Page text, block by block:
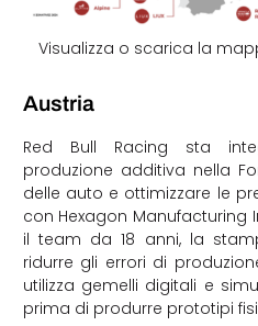
Visualizza o scarica la
Austria
Red Bull Racing sta
produzione additiva nella
delle auto e ottimizzare le
con Hexagon Manufacturing
il team da 18 anni, la
ridurre gli errori di
utilizza gemelli digitali e
prima di produrre prototipi